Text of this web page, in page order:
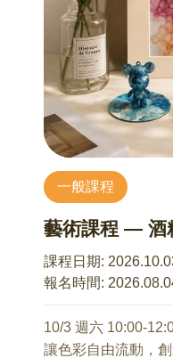
壓力。
如果不生孩子，還
就一定要傳宗接代
以上這些問題，如
加這堂講座，
心理師將從社會心
導你深入反思和整理
8/15 14:00-16:00 (
石麗君 諮商心理師
1、成為父母是人生
2、育兒的左腦與右
4、孕期及育兒面面
5、關關難過關關過
只需要帶著一份願
給自己。
備註：為提升課程
程包含實作活動與
需準備物品：一張
臉毛巾、一個眼枕(
【講師介紹】
Chienge YOGA 瑜
曾任 | 奇美醫院成
曾任 | 奇美醫院精
曾任 | 奇美醫院精神
曾任 | 高醫、中山醫
一般課程
藝術課程 — 酒
課程日期:
報名時間:
10/3 週六 10:00-
讓色彩自由流動，